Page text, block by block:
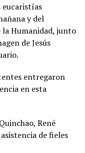
eucaristías
y del
Humanidad, junto
de Jesús
entregaron
en esta
René
de fieles